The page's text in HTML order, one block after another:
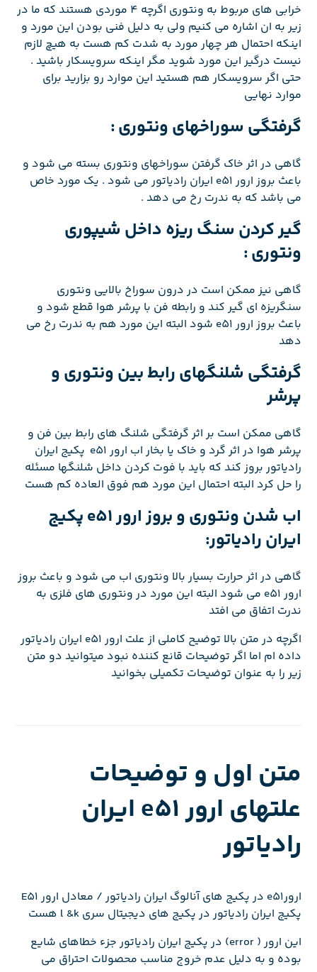
خرابی های مربوط به ونتوری اگرچه 4 موردی هستند که ما در
زیر به ان اشاره می کنیم ولی به دلیل فنی بودن این مورد و
اینکه احتمال هر چهار مورد به شدت کم هست به هیچ لازم
نیست درگیر این مورد شوید مگر اینکه سرویسکار باشید .
حتی اگر سرویسکار هم هستید این موارد رو بزارید برای
موارد نهایی
گرفتگی سوراخهای ونتوری :
گاهی در اثر خاک گرفتن سوراخهای ونتوری بسته می شود و
باعث بروز ارور e51 ایران رادیاتور می شود . یک مورد خاص
می باشد که به ندرت رخ می دهد .
گیر کردن سنگ ریزه داخل شیپوری
ونتوری :
گاهی نیز ممکن است در درون سوراخ بالایی ونتوری
سنگریزه ای گیر کند و رابطه فن با پرشر هوا قطع شود و
باعث بروز ارور e51 شود البته این مورد هم به ندرت رخ می
دهد
گرفتگی شلنگهای رابط بین ونتوری و
پرشر
گاهی ممکن است بر اثر گرفتگی شلنگ های رابط بین فن و
پرشر هوا در اثر گرد و خاک یا بخار اب ارور e51 پکیج ایران
رادیاتور بروز کند که باید با فوت کردن داخل شلنگها مسئله
را حل کرد البته احتمال این مورد هم فوق العاده کم هست
اب شدن ونتوری و بروز ارور e51 پکیج
ایران رادیاتور:
گاهی در اثر حرارت بسیار بالا ونتوری اب می شود و باعث بروز
ارور e51 می شود البته این مورد در ونتوری های فلزی به
ندرت اتفاق می افتد
اگرچه در متن بالا توضیح کاملی از علت ارور e51 ایران رادیاتور
داده ام اما اگر توضیحات قانع کننده نبود میتوانید دو متن
زیر را به عنوان توضیحات تکمیلی بخوانید
متن اول و توضیحات
علتهای ارور e51 ایران
رادیاتور
ارورe51 در پکیج های آنالوگ ایران رادیاتور / معادل ارور E51
پکیج ایران رادیاتور در پکیج های دیجیتال سری l &k هست
این ارور ( error) در پکیج ایران رادیاتور جزء خطاهای شایع
بوده و به دلیل عدم خروج مناسب محصولات احتراق می